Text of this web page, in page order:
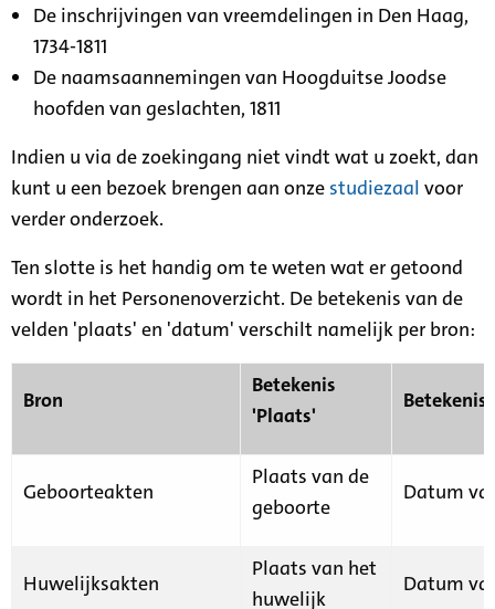
De inschrijvingen van vreemdelingen in Den Haag,
1734-1811
De naamsaannemingen van Hoogduitse Joodse
hoofden van geslachten, 1811
Indien u via de zoekingang niet vindt wat u zoekt, dan
kunt u een bezoek brengen aan onze studiezaal voor
verder onderzoek.
Ten slotte is het handig om te weten wat er getoond
wordt in het Personenoverzicht. De betekenis van de
velden 'plaats' en 'datum' verschilt namelijk per bron:
Bron
Betekenis
'Plaats'
Geboorteakten
Plaats van de
geboorte
Datum
Huwelijksakten
Plaats van het
huwelijk
Datum